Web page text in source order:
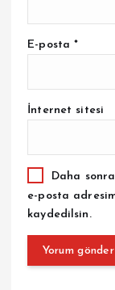
E-posta*
İnternet sitesi
Daha
e-posta
kaydedilsin.